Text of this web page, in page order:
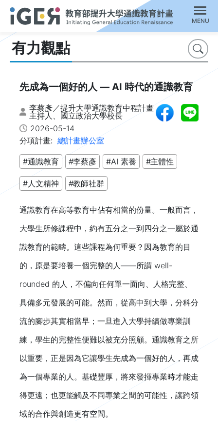
MENU
有力觀點 搜尋
先成為一個好的人 — AI 時代的通識教育
李蔡彥／提升大學通識教育中程計畫
主持人、國立政治大學校長
2026-05-14
分項計畫: 總計畫辦公室
#通識教育 #李蔡彥 #AI 素養 #主體性
#人文精神 #教師社群
通識教育在高等教育中佔有相當的份量。一般而言，
大學生所修課程中，約有五分之一到四分之一屬於通
識教育的範疇。這些課程為何重要？因為教育的目
的，原是要培養一個完整的人——所謂 well-
rounded 的人，不偏向任何單一面向、人格完整、
具備多元發展的可能。然而，從高中到大學，分科分
流的腳步其實相當早；一旦進入大學持續做專業訓
練，學生的完整性便難以被充分照顧。通識教育之所
以重要，正是因為它讓學生先成為一個好的人，再成
為一個專業的人。基礎豐厚，將來發揮專業時才能走
得更遠；也更能觸及不同專業之間的可能性，讓跨領
域的合作與創造更有空間。